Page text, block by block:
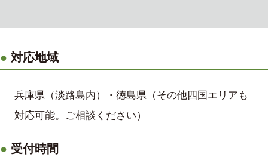
対応地域
兵庫県（淡路島内）・徳島県（その他四国エリアも
対応可能。ご相談ください）
受付時間